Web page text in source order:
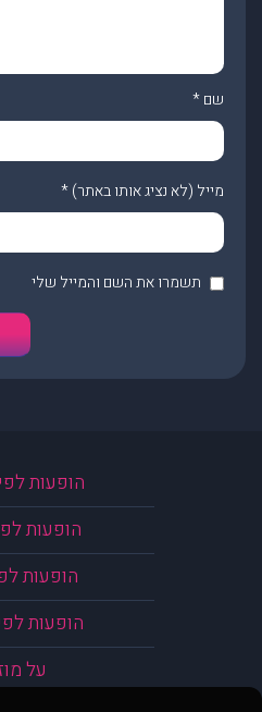
שם*
מייל (לא נציג אותו באתר)*
תשמרו את השם והמייל שלי
הופעות
הופעות
הופעות
הופעות
על